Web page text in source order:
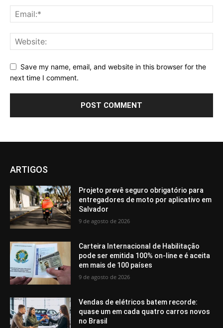
Save my name, email, and website in this browser for the
next time I comment.
ARTIGOS
Projeto prevê seguro obrigatório para
entregadores de moto por aplicativo em
Salvador
9 de agosto de 2026
Carteira Internacional de Habilitação
pode ser emitida 100% on-line e é aceita
em mais de 100 países
9 de agosto de 2026
Vendas de elétricos batem recorde:
quase um em cada quatro carros novos
no Brasil